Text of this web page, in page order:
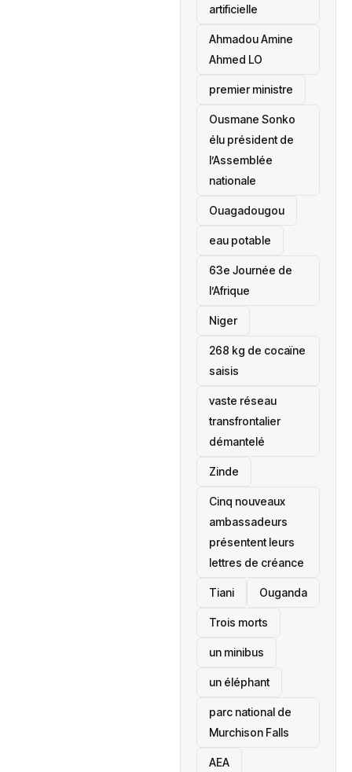
artificielle
Ahmadou Amine
Ahmed LO
premier ministre
Ousmane Sonko
élu président de
l’Assemblée
nationale
‎Ouagadougou
eau potable
63e Journée de
l’Afrique
‎Niger
268 kg de cocaïne
saisis
vaste réseau
transfrontalier
démantelé
Zinde
Cinq nouveaux
ambassadeurs
présentent leurs
lettres de créance
Tiani ‎Ouganda
Trois morts
un minibus
un éléphant
parc national de
Murchison Falls
AEA